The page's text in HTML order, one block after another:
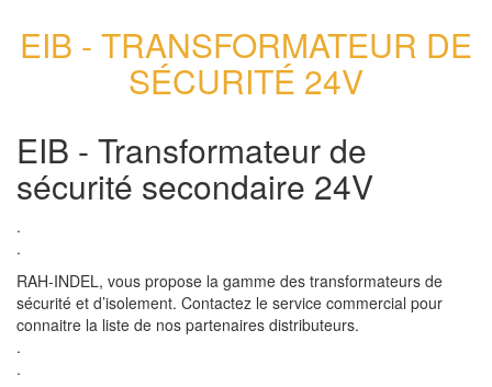
EIB - TRANSFORMATEUR DE
SÉCURITÉ 24V
EIB - Transformateur de
sécurité secondaire 24V
.
.
RAH-INDEL, vous propose la gamme des transformateurs de
sécurité et d’isolement. Contactez le service commercial pour
connaitre la liste de nos partenaires distributeurs.
.
.